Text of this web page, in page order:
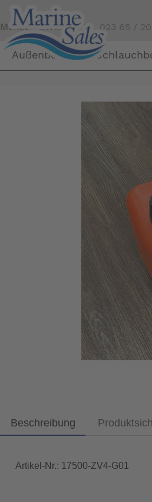
Mensch gefällig?Tel. 023 65 /
Außenborder
Beschreibung
Artikel-Nr.: 17500-ZV4-G01